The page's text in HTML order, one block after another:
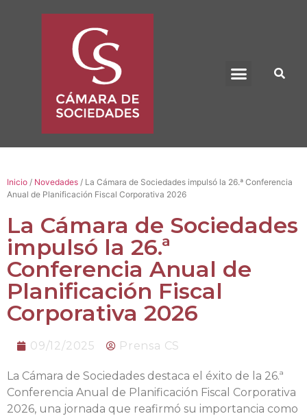
Inicio / Novedades / La Cámara de Sociedades impulsó la 26.ª Conferencia
Anual de Planificación Fiscal Corporativa 2026
La Cámara de Sociedades
impulsó la 26.ª
Conferencia Anual de
Planificación Fiscal
Corporativa 2026
09/12/2025 Prensa CS
La Cámara de Sociedades destaca el éxito de la 26.ª
Conferencia Anual de Planificación Fiscal Corporativa
2026, una jornada que reafirmó su importancia como